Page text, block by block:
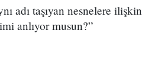
adı taşıyan nesnelere ilişkin
anlıyor musun?”